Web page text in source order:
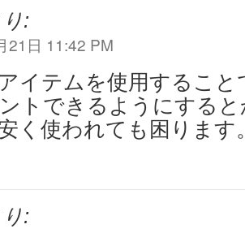
:
21日 11:42 PM
イテムを使用するこ
トできるようにする
く使われても困ります
: